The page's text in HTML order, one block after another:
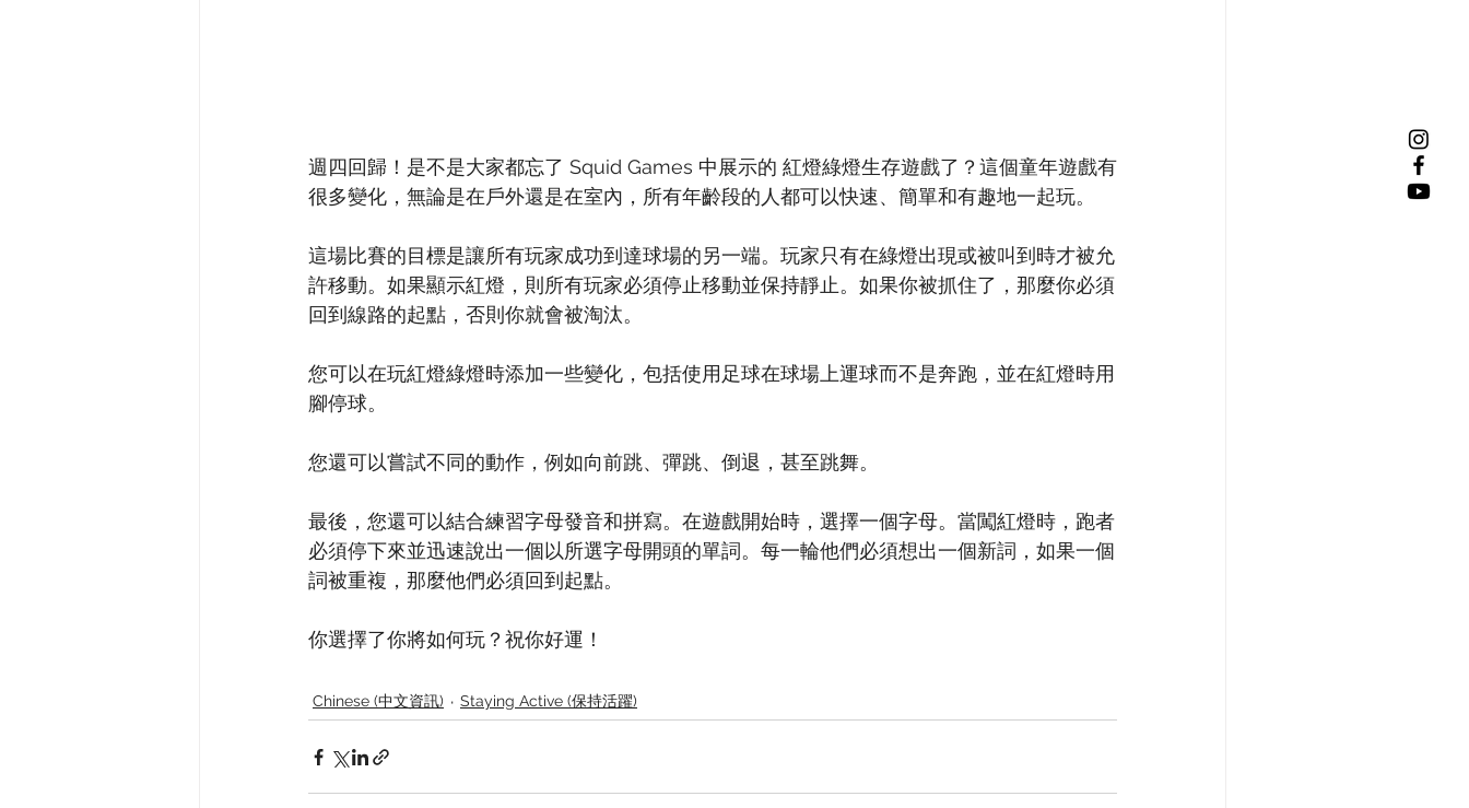
週四回歸！是不是大家都忘了 Squid Games 中展示的 紅燈綠燈生存遊戲了？這個童年遊戲有
很多變化，無論是在戶外還是在室內，所有年齡段的人都可以快速、簡單和有趣地一起玩。
這場比賽的目標是讓所有玩家成功到達球場的另一端。玩家只有在綠燈出現或被叫到時才被允
許移動。如果顯示紅燈，則所有玩家必須停止移動並保持靜止。如果你被抓住了，那麼你必須
回到線路的起點，否則你就會被淘汰。
您可以在玩紅燈綠燈時添加一些變化，包括使用足球在球場上運球而不是奔跑，並在紅燈時用
腳停球。
您還可以嘗試不同的動作，例如向前跳、彈跳、倒退，甚至跳舞。
最後，您還可以結合練習字母發音和拼寫。在遊戲開始時，選擇一個字母。當闖紅燈時，跑者
必須停下來並迅速說出一個以所選字母開頭的單詞。每一輪他們必須想出一個新詞，如果一個
詞被重複，那麼他們必須回到起點。
你選擇了你將如何玩？祝你好運！
Chinese (中文資訊) Staying Active (保持活躍)